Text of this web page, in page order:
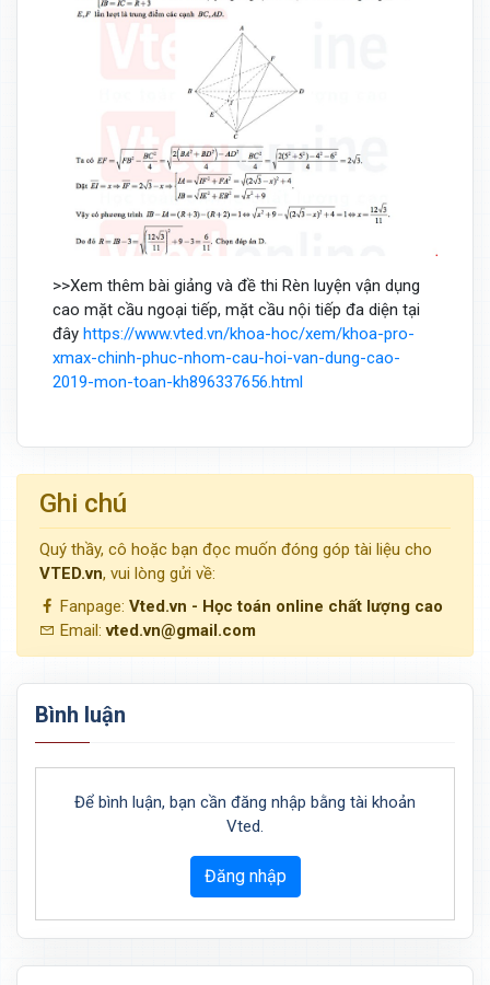
>>Xem thêm bài giảng và đề thi Rèn luyện vận dụng
cao mặt cầu ngoại tiếp, mặt cầu nội tiếp đa diện tại
đây https://www.vted.vn/khoa-hoc/xem/khoa-pro-
xmax-chinh-phuc-nhom-cau-hoi-van-dung-cao-
2019-mon-toan-kh896337656.html
Ghi chú
Quý thầy, cô hoặc bạn đọc muốn đóng góp tài liệu cho
VTED.vn, vui lòng gửi về:
Fanpage: Vted.vn - Học toán online chất lượng cao
Email:vted.vn@gmail.com
Bình luận
Để bình luận, bạn cần đăng nhập bằng tài khoản
Vted.
Đăng nhập